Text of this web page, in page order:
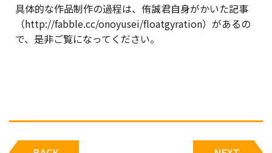
具体的な作品制作の過程は、侑誠君自身がかいた記事
（http://fabble.cc/onoyusei/floatgyration）があるの
で、是非ご覧になってください。